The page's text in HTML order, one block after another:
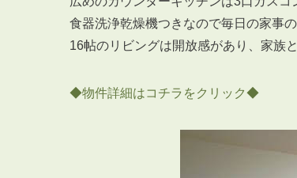
食器洗浄乾燥機つきなので毎日の家事
16帖のリビングは開放感があり、家族
◆物件詳細はコチラをクリック◆